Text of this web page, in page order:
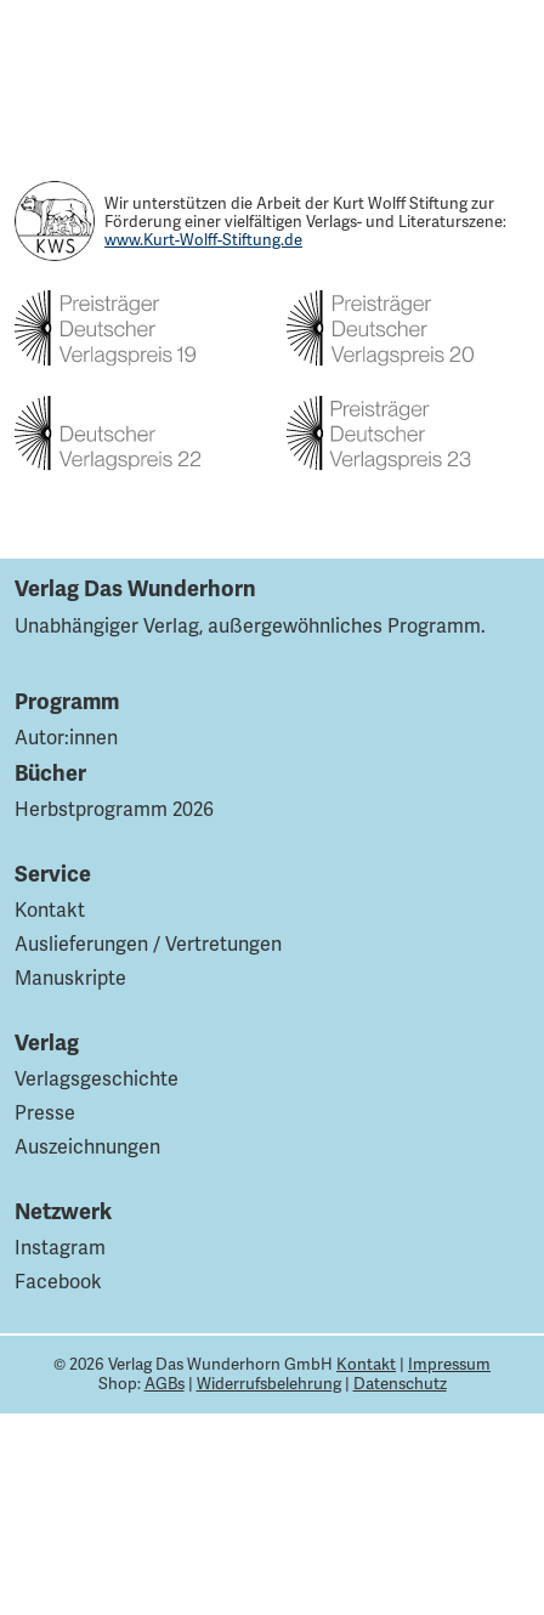
Wir unterstützen die Arbeit der Kurt Wolff Stiftung zur
Förderung einer vielfältigen Verlags- und Literaturszene:
www.Kurt-Wolff-Stiftung.de
Verlag Das Wunderhorn
Unabhängiger Verlag, außergewöhnliches Programm.
Programm
Autor:innen
Bücher
Herbstprogramm 2026
Service
Kontakt
Auslieferungen / Vertretungen
Manuskripte
Verlag
Verlagsgeschichte
Presse
Auszeichnungen
Netzwerk
Instagram
Facebook
© 2026 Verlag Das Wunderhorn GmbH Kontakt | Impressum
Shop:AGBs| Widerrufsbelehrung| Datenschutz